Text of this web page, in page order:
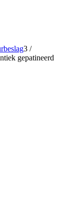
3 /
gepatineerd